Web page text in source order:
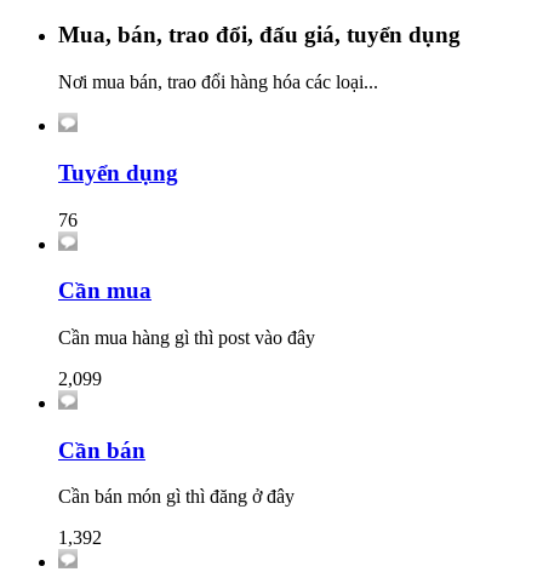
Mua, bán, trao đổi, đấu giá, tuyển dụng
Nơi mua bán, trao đổi hàng hóa các loại...
Tuyển dụng
76
Cần mua
Cần mua hàng gì thì post vào đây
2,099
Cần bán
Cần bán món gì thì đăng ở đây
1,392